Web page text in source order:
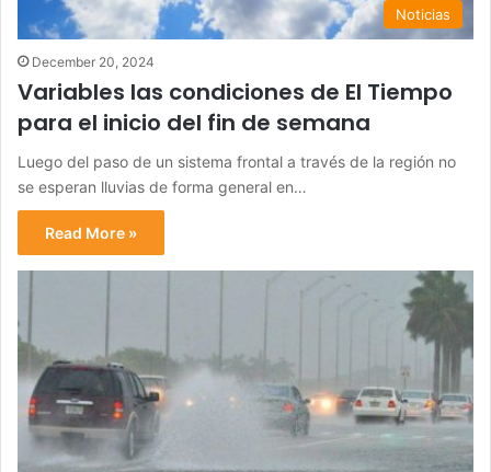
Noticias
December 20, 2024
Variables las condiciones de El Tiempo
para el inicio del fin de semana
Luego del paso de un sistema frontal a través de la región no
se esperan lluvias de forma general en…
Read More »